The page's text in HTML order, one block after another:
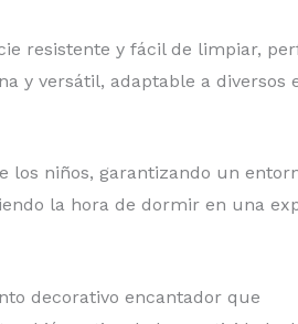
resistente y fácil de limpiar,
y versátil, adaptable a diversos
los niños, garantizando un
la hora de dormir en una
decorativo encantador que